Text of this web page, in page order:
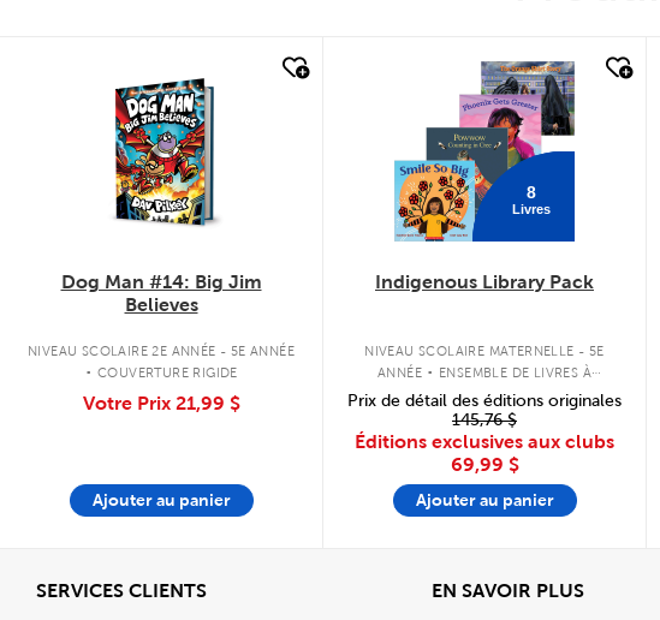
Dog Man #14: Big Jim
Believes
NIVEAU SCOLAIRE 2E ANNÉE - 5E ANNÉE
. COUVERTURE RIGIDE
Votre Prix 21,99 $
Ajouter au panier
8
Livres
Indigenous Library Pack
NIVEAU SCOLAIRE MATERNELLE - 5E
ANNÉE . ENSEMBLE DE LIVRES À
COUVERTURE SOUPLE
Prix de détail des éditions originales
145,76 $
Éditions exclusives aux clubs
69,99 $
Ajouter au panier
SERVICES CLIENTSAfficher EN SAVOIR PLUSView